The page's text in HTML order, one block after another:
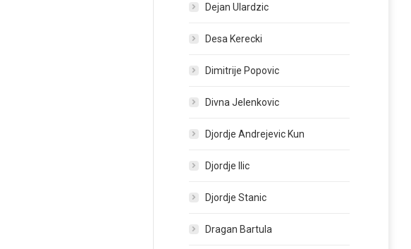
Dejan Ulardzic
Desa Kerecki
Dimitrije Popovic
Divna Jelenkovic
Djordje Andrejevic Kun
Djordje Ilic
Djordje Stanic
Dragan Bartula